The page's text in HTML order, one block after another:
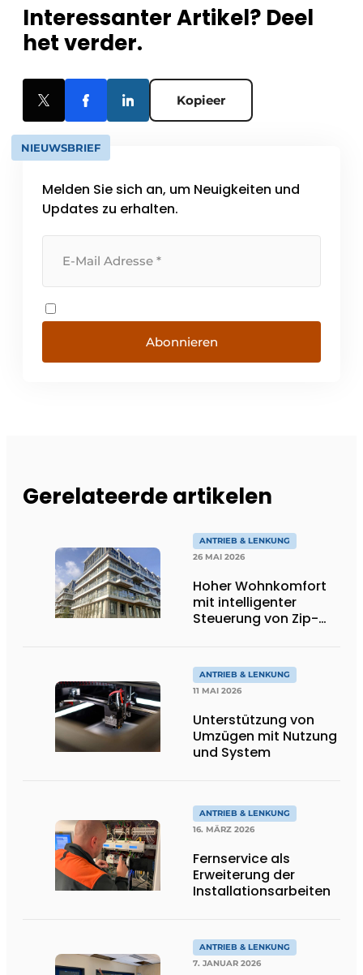
Interessanter Artikel? Deel
het verder.
Kopieer
NIEUWSBRIEF
Melden Sie sich an, um Neuigkeiten und
Updates zu erhalten.
Abonnieren
Gerelateerde artikelen
ANTRIEB & LENKUNG
26 MAI 2026
Hoher Wohnkomfort
mit intelligenter
Steuerung von Zip-
ANTRIEB & LENKUNG
11 MAI 2026
Unterstützung von
Umzügen mit Nutzung
und System
ANTRIEB & LENKUNG
16. MÄRZ 2026
Fernservice als
Erweiterung der
Installationsarbeiten
ANTRIEB & LENKUNG
7. JANUAR 2026